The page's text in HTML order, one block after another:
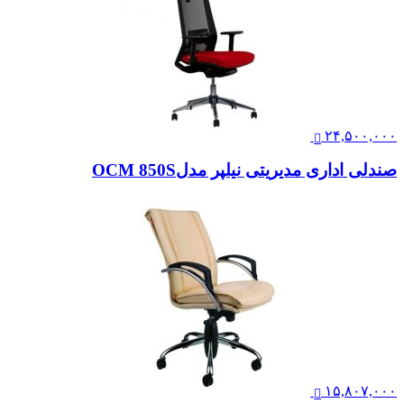
۲۴,۵۰۰,۰۰۰
صندلی اداری مدیریتی نیلپر مدلOCM 850S
۱۵,۸۰۷,۰۰۰